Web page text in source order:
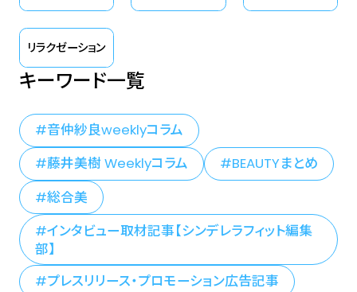
リラクゼーション
キーワード一覧
音仲紗良weeklyコラム
藤井美樹 Weeklyコラム
BEAUTYまとめ
総合美
インタビュー取材記事【シンデレラフィット編集
部】
プレスリリース・プロモーション広告記事